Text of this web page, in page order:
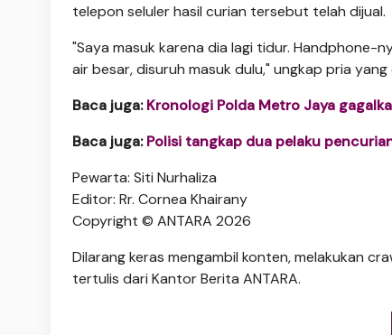
telepon seluler hasil curian tersebut telah dijual.
"Saya masuk karena dia lagi tidur. Handphone-
air besar, disuruh masuk dulu," ungkap pria
Baca juga:Kronologi Polda Metro Jaya
Baca juga:Polisi tangkap dua pelaku
Pewarta: Siti Nurhaliza
Editor: Rr. Cornea Khairany
Copyright © ANTARA 2026
Dilarang keras mengambil konten, melakukan
tertulis dari Kantor Berita ANTARA.